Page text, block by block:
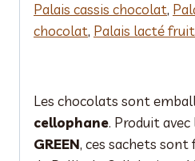
Palais cassis chocolat,
chocolat, Palais lacté
Les chocolats sont
cellophane. Produit
GREEN, ces sachets sont